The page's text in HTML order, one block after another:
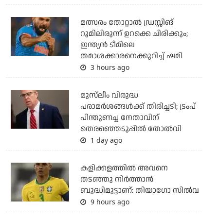
മത്സരം തോറ്റാല്‍ ഡ്രസ്സിങ്
റൂമിലിരുന്ന് ഉറക്കെ ചിരിക്കും;
ഇന്ത്യന്‍ ടീമിലെ
തമാശക്കാരനെക്കുറിച്ച് ഷമി
3 hours ago
മുസ്‌ലീം വിരുദ്ധ
പരാമര്‍ശങ്ങള്‍ക്ക് തിരിച്ചടി; ട്രംപ്
പിന്തുണച്ച നേതാവിന്
തെരഞ്ഞെടുപ്പില്‍ തോല്‍വി
1 day ago
കളിക്കളത്തില്‍ അവനെ
തടഞ്ഞു നിര്‍ത്താന്‍
ബുദ്ധിമുട്ടാണ്: തിയാഗോ സില്‍വ
9 hours ago